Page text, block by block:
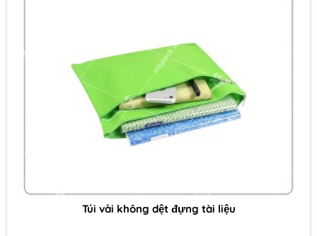
Túi vải không dệt đựng tài liệu